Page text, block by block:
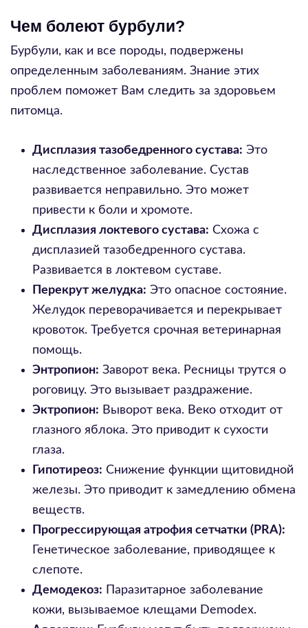
Чем болеют бурбули?
Бурбули, как и все породы, подвержены
определенным заболеваниям. Знание этих
проблем поможет Вам следить за здоровьем
питомца.
Дисплазия тазобедренного сустава: Это
наследственное заболевание. Сустав
развивается неправильно. Это может
привести к боли и хромоте.
Дисплазия локтевого сустава: Схожа с
дисплазией тазобедренного сустава.
Развивается в локтевом суставе.
Перекрут желудка: Это опасное состояние.
Желудок переворачивается и перекрывает
кровоток. Требуется срочная ветеринарная
помощь.
Энтропион: Заворот века. Ресницы трутся о
роговицу. Это вызывает раздражение.
Эктропион: Выворот века. Веко отходит от
глазного яблока. Это приводит к сухости
глаза.
Гипотиреоз: Снижение функции щитовидной
железы. Это приводит к замедлению обмена
веществ.
Прогрессирующая атрофия сетчатки (PRA):
Генетическое заболевание, приводящее к
слепоте.
Демодекоз: Паразитарное заболевание
кожи, вызываемое клещами Demodex.